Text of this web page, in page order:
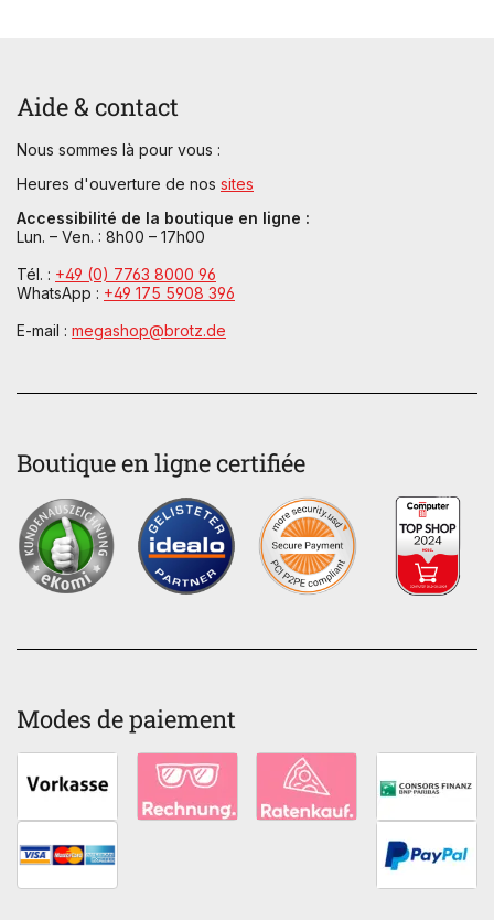
Aide & contact
Nous sommes là pour vous :
Heures d'ouverture de nos sites
Accessibilité de la boutique en ligne :
Lun. – Ven. : 8h00 – 17h00
Tél. : +49 (0) 7763 8000 96
WhatsApp : +49 175 5908 396
E-mail : megashop@brotz.de
Boutique en ligne certifiée
Modes de paiement